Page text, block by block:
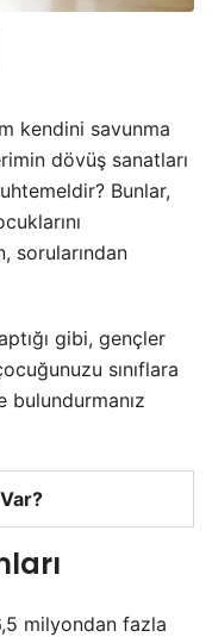
kendini savunma
dövüş sanatları
Bunlar,
sorularından
gibi, gençler
sınıflara
bulundurmanız
milyondan fazla